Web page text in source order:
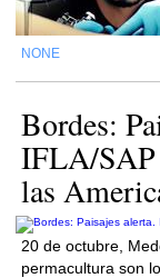
NONE
Bordes:
IFLA/SAP
las
20 de octubre,
permacultura son